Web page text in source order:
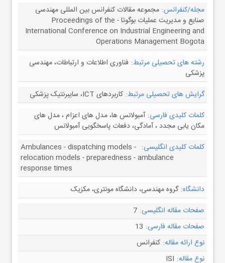
مجله/کنفرانس: مجموعه مقالات کنفرانس بین المللی مهندسی
صنایع و مدیریت عملیات بوگوتا - Proceedings of the
International Conference on Industrial Engineering and
Operations Management Bogota
رشته های تحصیلی مرتبط: فناوری اطلاعات و ارتباطات، مهندسی
پزشکی
گرایش های تحصیلی مرتبط: کاربردهای ICT، سایبرنتیک پزشکی
کلمات کلیدی فارسی: آمبولانس ها، مدل های اعزام ، مدل های
مکان یابی مجدد ، آمادگی، دفعات پاسخگویی آمبولانس
کلمات کلیدی انگلیسی: Ambulances - dispatching models -
relocation models - preparedness - ambulance
response times
دانشگاه: گروه مهندسی، دانشگاه مونتری، مکزیک
صفحات مقاله انگلیسی: 7
صفحات مقاله فارسی: 13
نوع ارائه مقاله: کنفرانس
نوع مقاله: ISI